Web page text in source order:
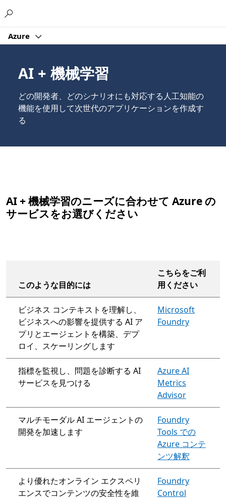
Azure
AI + 機械学習
どの開発者、どのシナリオにも対応する人工知能の
機能を使用して次世代のアプリケーションを作成す
る
AI + 機械学習のニーズに合わせて Azure の
サービスをお選びください
このような目的には
こちらをご利
用ください
ビジネス コンテキストを理解し、
ビジネスへの影響を提供する AI ア
プリとエージェントを構築、デプ
ロイ、スケーリングします
Microsoft
Foundry
指標を監視し、問題を診断する AI
サービスを見つける
Azure AI
Metrics
Advisor
マルチモーダル AI エージェントの
開発を加速します
Foundry
Tools での
Azure コンテ
ンツ解釈
より優れたオンライン エクスペリ
エンスでコンテンツの安全性を維
Foundry
Control